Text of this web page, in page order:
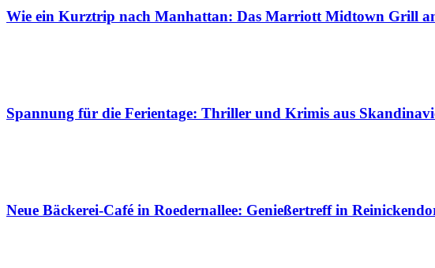
Wie ein Kurztrip nach Manhattan: Das Marriott Midtown Grill
Spannung für die Ferientage: Thriller und Krimis aus
Neue Bäckerei-Café in Roedernallee: Genießertreff in